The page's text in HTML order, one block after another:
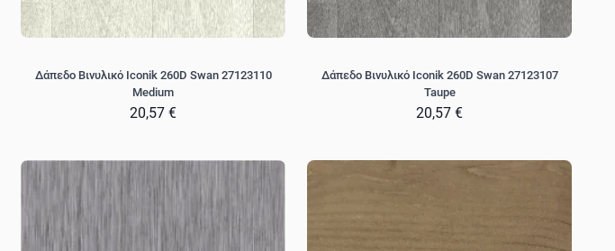
Δάπεδο Βινυλικό Iconik 260D Swan 27123110
Medium
20,57 €
Δάπεδο Βινυλικό Iconik 260D Swan 27123107
Taupe
20,57 €